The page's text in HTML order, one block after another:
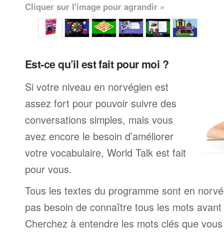
Cliquer sur l'image pour agrandir »
Est-ce qu’il est fait pour moi ?
Si votre niveau en norvégien est
assez fort pour pouvoir suivre des
conversations simples, mais vous
avez encore le besoin d’améliorer
votre vocabulaire, World Talk est fait
pour vous.
Tous les textes du programme sont en
pas besoin de connaître tous les mots
Cherchez à entendre les mots clés que